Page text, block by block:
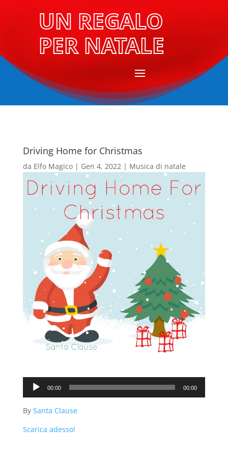
UN REGALO
PER NATALE
Driving Home for Christmas
da Elfo Magico| Gen 4, 2022| Musica di natale
Audio
Player
00:00 00:00
By Santa Clause
Scarica adesso!